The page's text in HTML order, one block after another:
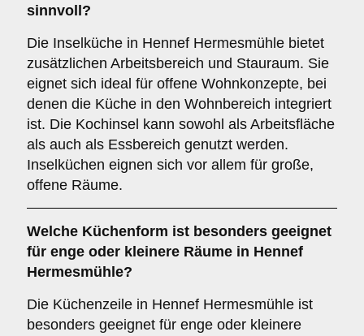
sinnvoll?
Die Inselküche in Hennef Hermesmühle bietet
zusätzlichen Arbeitsbereich und Stauraum. Sie
eignet sich ideal für offene Wohnkonzepte, bei
denen die Küche in den Wohnbereich integriert
ist. Die Kochinsel kann sowohl als Arbeitsfläche
als auch als Essbereich genutzt werden.
Inselküchen eignen sich vor allem für große,
offene Räume.
Welche Küchenform ist besonders geeignet
für enge oder kleinere Räume in Hennef
Hermesmühle?
Die Küchenzeile in Hennef Hermesmühle ist
besonders geeignet für enge oder kleinere